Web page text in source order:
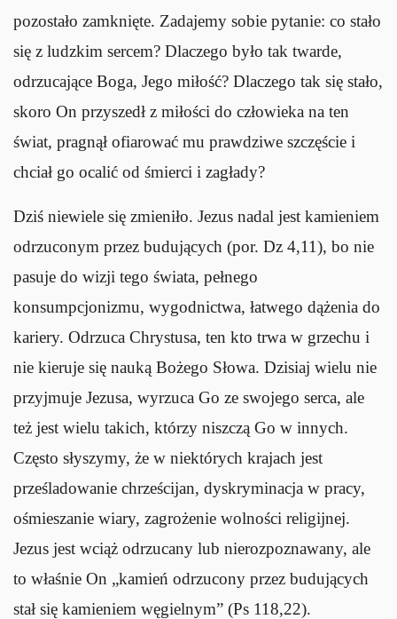
pozostało zamknięte. Zadajemy sobie pytanie: co stało
się z ludzkim sercem? Dlaczego było tak twarde,
odrzucające Boga, Jego miłość? Dlaczego tak się stało,
skoro On przyszedł z miłości do człowieka na ten
świat, pragnął ofiarować mu prawdziwe szczęście i
chciał go ocalić od śmierci i zagłady?
Dziś niewiele się zmieniło. Jezus nadal jest kamieniem
odrzuconym przez budujących (por. Dz 4,11), bo nie
pasuje do wizji tego świata, pełnego
konsumpcjonizmu, wygodnictwa, łatwego dążenia do
kariery. Odrzuca Chrystusa, ten kto trwa w grzechu i
nie kieruje się nauką Bożego Słowa. Dzisiaj wielu nie
przyjmuje Jezusa, wyrzuca Go ze swojego serca, ale
też jest wielu takich, którzy niszczą Go w innych.
Często słyszymy, że w niektórych krajach jest
prześladowanie chrześcijan, dyskryminacja w pracy,
ośmieszanie wiary, zagrożenie wolności religijnej.
Jezus jest wciąż odrzucany lub nierozpoznawany, ale
to właśnie On „kamień odrzucony przez budujących
stał się kamieniem węgielnym” (Ps 118,22).